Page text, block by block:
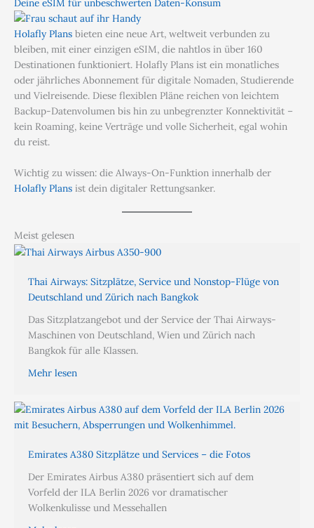
Deine eSIM für unbeschwerten Daten-Konsum
Holafly Plans bieten eine neue Art, weltweit verbunden zu
bleiben, mit einer einzigen eSIM, die nahtlos in über 160
Destinationen funktioniert. Holafly Plans ist ein monatliches
oder jährliches Abonnement für digitale Nomaden, Studierende
und Vielreisende. Diese flexiblen Pläne reichen von leichtem
Backup-Datenvolumen bis hin zu unbegrenzter Konnektivität –
kein Roaming, keine Verträge und volle Sicherheit, egal wohin
du reist.
Wichtig zu wissen: die Always-On-Funktion innerhalb der
Holafly Plans ist dein digitaler Rettungsanker.
Meist gelesen
Thai Airways: Sitzplätze, Service und Nonstop-Flüge von
Deutschland und Zürich nach Bangkok
Das Sitzplatzangebot und der Service der Thai Airways-
Maschinen von Deutschland, Wien und Zürich nach
Bangkok für alle Klassen.
Mehr lesen
Emirates A380 Sitzplätze und Services – die Fotos
Der Emirates Airbus A380 präsentiert sich auf dem
Vorfeld der ILA Berlin 2026 vor dramatischer
Wolkenkulisse und Messehallen